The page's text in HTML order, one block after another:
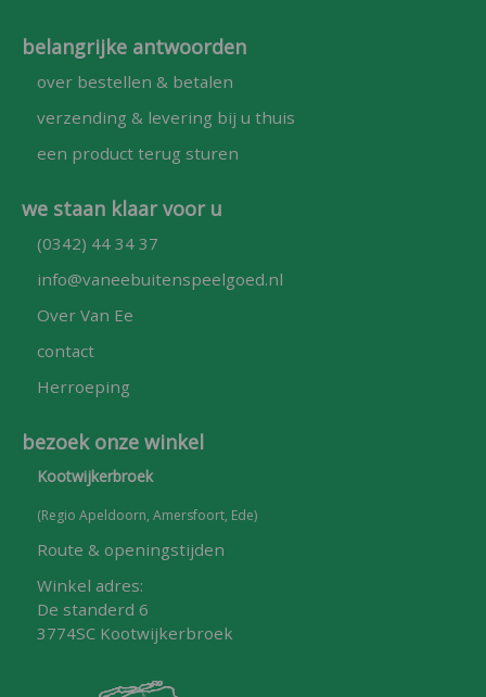
belangrijke antwoorden
over bestellen & betalen
verzending & levering bij u thuis
een product terug sturen
we staan klaar voor u
(0342) 44 34 37
info@vaneebuitenspeelgoed.nl
Over Van Ee
contact
Herroeping
bezoek onze winkel
Kootwijkerbroek
(Regio Apeldoorn, Amersfoort, Ede)
Route & openingstijden
Winkel adres:
De standerd 6
3774SC Kootwijkerbroek